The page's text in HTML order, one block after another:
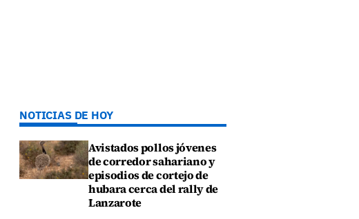
NOTICIAS DE HOY
Avistados pollos jóvenes
de corredor sahariano y
episodios de cortejo de
hubara cerca del rally de
Lanzarote